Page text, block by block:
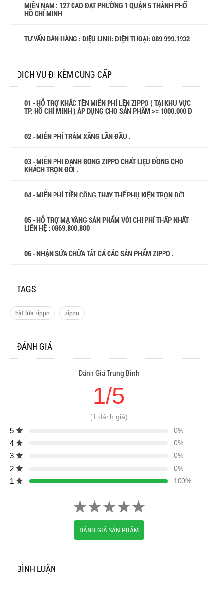
MIỀN NAM : 127 CAO ĐẠT PHƯỜNG 1 QUẬN 5 THÀNH PHỐ
HỒ CHÍ MINH
TƯ VẤN BÁN HÀNG : DIỆU LINH: ĐIỆN THOẠI: 089.999.1932
DỊCH VỤ ĐI KÈM CUNG CẤP
01 - HỖ TRỢ KHẮC TÊN MIỄN PHÍ LÊN ZIPPO ( TẠI KHU VỰC
TP. HỒ CHÍ MINH ) ÁP DỤNG CHO SẢN PHẨM >= 1000.000 Đ
02 - MIỄN PHÍ TRÂM XĂNG LẦN ĐẦU .
03 - MIỄN PHÍ ĐÁNH BÓNG ZIPPO CHẤT LIỆU ĐỒNG CHO
KHÁCH TRỌN ĐỜI .
04 - MIỄN PHÍ TIỀN CÔNG THAY THẾ PHỤ KIỆN TRỌN ĐỜI
05 - HỖ TRỢ MẠ VÀNG SẢN PHẨM VỚI CHI PHÍ THẤP NHẤT
LIÊN HỆ : 0869.800.800
06 - NHẬN SỬA CHỮA TẤT CẢ CÁC SẢN PHẨM ZIPPO .
TAGS
bật lửa zippo zippo
ĐÁNH GIÁ
Đánh Giá Trung Bình
1/5
(1 đánh giá)
5 0%
4 0%
3 0%
2 0%
1 100%
ĐÁNH GIÁ SẢN PHẨM
BÌNH LUẬN